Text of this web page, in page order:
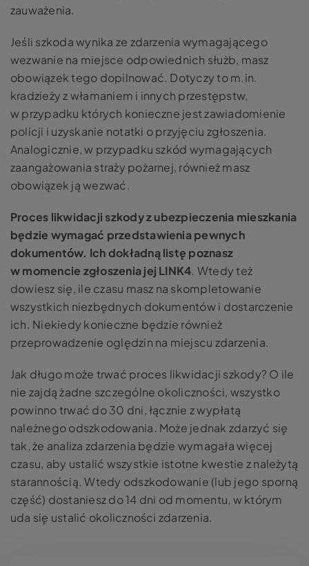
zauważenia.
Jeśli szkoda wynika ze zdarzenia wymagającego
wezwanie na miejsce odpowiednich służb, masz
obowiązek tego dopilnować. Dotyczy to m.in.
kradzieży z włamaniem i innych przestępstw,
w przypadku których konieczne jest zawiadomienie
policji i uzyskanie notatki o przyjęciu zgłoszenia.
Analogicznie, w przypadku szkód wymagających
zaangażowania straży pożarnej, również masz
obowiązek ją wezwać.
Proces likwidacji szkody z ubezpieczenia mieszkania
będzie wymagać przedstawienia pewnych
dokumentów. Ich dokładną listę poznasz
w momencie zgłoszenia jej LINK4. Wtedy też
dowiesz się, ile czasu masz na skompletowanie
wszystkich niezbędnych dokumentów i dostarczenie
ich. Niekiedy konieczne będzie również
przeprowadzenie oględzin na miejscu zdarzenia.
Jak długo może trwać proces likwidacji szkody? O ile
nie zajdą żadne szczególne okoliczności, wszystko
powinno trwać do 30 dni, łącznie z wypłatą
należnego odszkodowania. Może jednak zdarzyć się
tak, że analiza zdarzenia będzie wymagała więcej
czasu, aby ustalić wszystkie istotne kwestie z należytą
starannością. Wtedy odszkodowanie (lub jego sporną
część) dostaniesz do 14 dni od momentu, w którym
uda się ustalić okoliczności zdarzenia.